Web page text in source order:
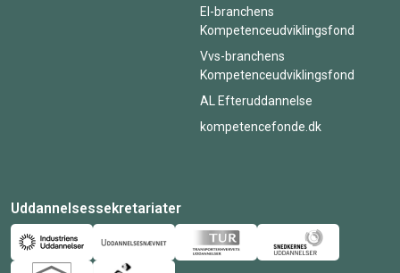
El-branchens
Kompetenceudviklingsfond
Vvs-branchens
Kompetenceudviklingsfond
AL Efteruddannelse
kompetencefonde.dk
Uddannelsessekretariater